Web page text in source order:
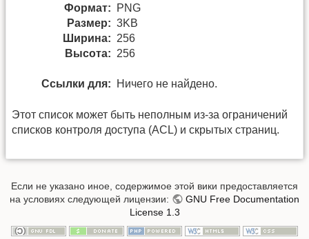
Формат:
PNG
Размер: 3KB
Ширина: 256
Высота: 256
Ссылки для: Ничего не найдено.
Этот список может быть неполным из-за ограничений
списков контроля доступа (ACL) и скрытых страниц.
Если не указано иное, содержимое этой вики предоставляется
на условиях следующей лицензии:
GNU Free Documentation
License 1.3